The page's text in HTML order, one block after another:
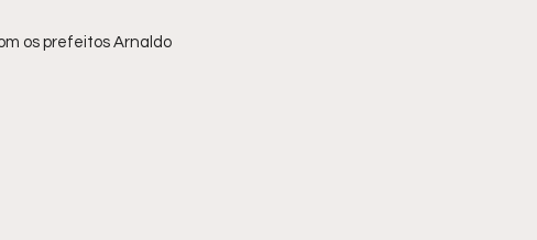
os prefeitos Arnaldo